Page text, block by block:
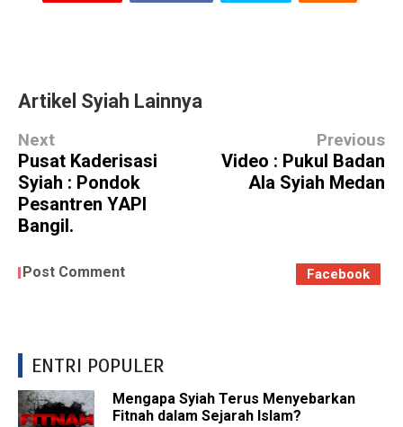
Artikel Syiah Lainnya
Next
Pusat Kaderisasi
Syiah : Pondok
Pesantren YAPI
Bangil.
Previous
Video : Pukul Badan
Ala Syiah Medan
Post Comment Facebook
ENTRI POPULER
Mengapa Syiah Terus Menyebarkan
Fitnah dalam Sejarah Islam?